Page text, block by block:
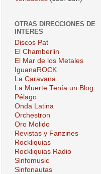
OTRAS DIRECCIONES DE
INTERES
Discos Pat
El Chamberlin
El Mar de los Metales
IguanaROCK
La Caravana
La Muerte Tenía un Blog
Pélago
Onda Latina
Orchestron
Oro Molido
Revistas y Fanzines
Rockliquias
Rockliquias Radio
Sinfomusic
Sinfonautas